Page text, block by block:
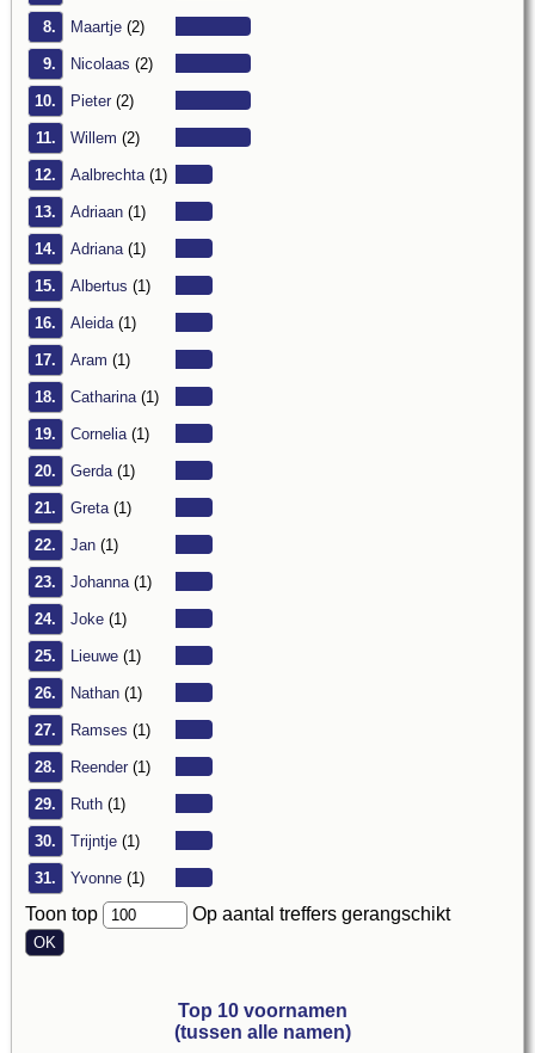
8. Maartje (2)
9. Nicolaas (2)
10. Pieter (2)
11. Willem (2)
12. Aalbrechta (1)
13. Adriaan (1)
14. Adriana (1)
15. Albertus (1)
16. Aleida (1)
17. Aram (1)
18. Catharina (1)
19. Cornelia (1)
20. Gerda (1)
21. Greta (1)
22. Jan (1)
23. Johanna (1)
24. Joke (1)
25. Lieuwe (1)
26. Nathan (1)
27. Ramses (1)
28. Reender (1)
29. Ruth (1)
30. Trijntje (1)
31. Yvonne (1)
Toon top Op aantal treffers gerangschikt
Top 10 voornamen
(tussen alle namen)